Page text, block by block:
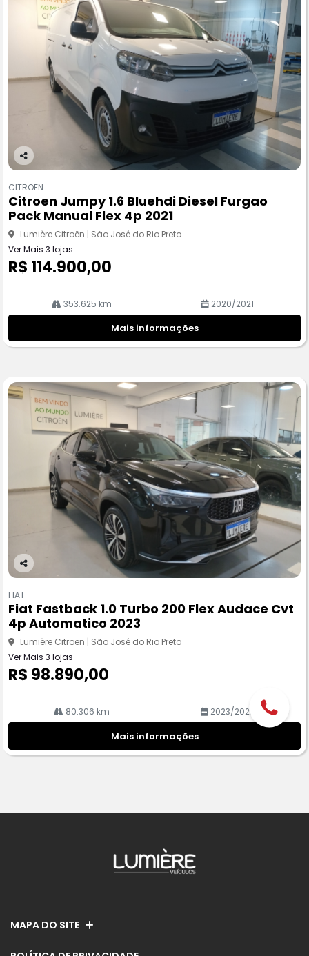
Co
pa
rtil
he
CITROEN
Citroen Jumpy 1.6 Bluehdi Diesel Furgao
Pack Manual Flex 4p 2021
Lumière Citroën | São José do Rio Preto
Ver Mais 3 lojas
R$ 114.900,00
353.625 km 2020/2021
Mais informações
Co
pa
rtil
he
FIAT
Fiat Fastback 1.0 Turbo 200 Flex Audace Cvt
4p Automatico 2023
Lumière Citroën | São José do Rio Preto
Ver Mais 3 lojas
R$ 98.890,00
80.306 km 2023/2023
Mais informações
MAPA DO SITE